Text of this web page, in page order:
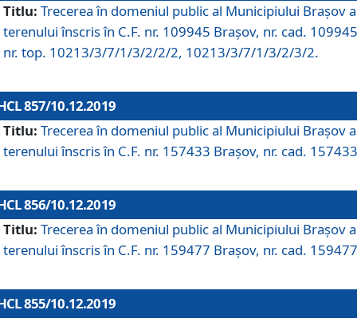
Titlu: Trecerea în domeniul public al Municipiului Braşov a
terenului înscris în C.F. nr. 109945 Brașov, nr. cad.
nr. top. 10213/3/7/1/3/2/2/2, 10213/3/7/1/3/2/3/2.
857/10.12.2019
Titlu: Trecerea în domeniul public al Municipiului Braşov a
terenului înscris în C.F. nr. 157433 Brașov, nr. cad.
856/10.12.2019
Titlu: Trecerea în domeniul public al Municipiului Braşov a
terenului înscris în C.F. nr. 159477 Brașov, nr. cad.
855/10.12.2019